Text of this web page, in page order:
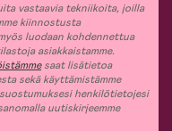
vastaavia tekniikoita, joilla
kiinnostusta
luodaan kohdennettua
asiakkaistamme.
saat lisätietoa
sekä käyttämistämme
henkilötietojesi
uutiskirjeemme